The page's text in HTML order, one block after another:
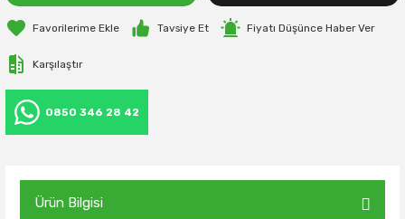
Tavsiye Et Fiyatı Düşünce Haber Ver
Karşılaştır
0850 346 28 42
Ürün Bilgisi